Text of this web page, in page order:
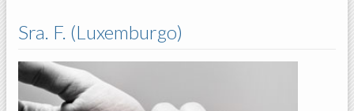
Sra. F. (Luxemburgo)